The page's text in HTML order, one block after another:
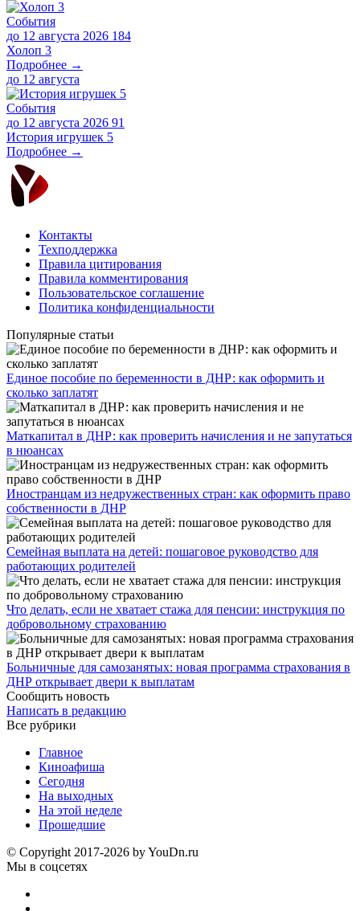
События
до 12 августа 2026 184
Холоп 3
Подробнее →
до 12 августа
События
до 12 августа 2026 91
История игрушек 5
Подробнее →
Контакты
Техподдержка
Правила цитирования
Правила комментирования
Пользовательское соглашение
Политика конфиденциальности
Популярные статьи
Единое пособие по беременности в ДНР: как оформить и
сколько заплатят
​Маткапитал в ДНР: как проверить начисления и не запутаться
в нюансах
Иностранцам из недружественных стран: как оформить право
собственности в ДНР
Семейная выплата на детей: пошаговое руководство для
работающих родителей
Что делать, если не хватает стажа для пенсии: инструкция по
добровольному страхованию
Больничные для самозанятых: новая программа страхования в
ДНР открывает двери к выплатам
Сообщить новость
Написать в редакцию
Все рубрики
Главное
Киноафиша
Сегодня
На выходных
На этой неделе
Прошедшие
© Copyright 2017-2026 by YouDn.ru
Мы в соцсетях